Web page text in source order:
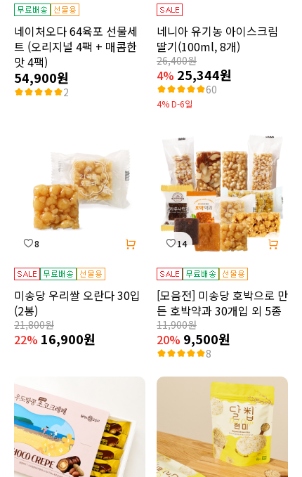
네이처오다 64육포 선물세
트 (오리지널 4팩 + 매콤한
맛 4팩)
54,900원
2
네니아 유기농 아이스크림
딸기(100ml, 8개)
26,400원
4% 25,344원
60
4% D-6일
8
미송당 우리쌀 오란다 30입
(2봉)
21,800원
22% 16,900원
14
[모음전] 미송당 호박으로 만
든 호박약과 30개입 외 5종
11,900원
20% 9,500원
8